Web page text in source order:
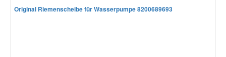
Original Riemenscheibe für Wasserpumpe 8200689693